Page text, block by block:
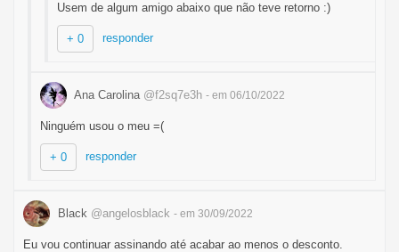
Usem de algum amigo abaixo que não teve retorno :)
+ 0 responder
Ana Carolina @f2sq7e3h - em 06/10/2022
Ninguém usou o meu =(
+ 0 responder
Black @angelosblack - em 30/09/2022
Eu vou continuar assinando até acabar ao menos o desconto.